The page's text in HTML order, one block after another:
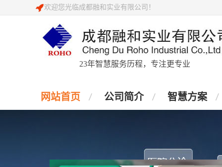
欢迎您光临成都融和实业有限公司！
23年智慧服务历程，专注更专业
网站首页 公司简介 智慧方案